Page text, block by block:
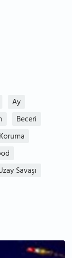
Ay
Beceri
Koruma
Savaşı